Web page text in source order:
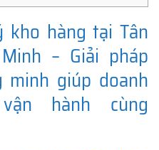
kho hàng tại Tân
– Giải pháp
giúp doanh
hành cùng